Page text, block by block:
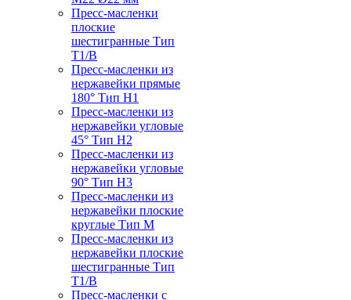
Пресс-масленки
плоские
шестигранные Тип
T1/B
Пресс-масленки из
нержавейки прямые
180° Тип H1
Пресс-масленки из
нержавейки угловые
45° Тип H2
Пресс-масленки из
нержавейки угловые
90° Тип H3
Пресс-масленки из
нержавейки плоские
круглые Тип M
Пресс-масленки из
нержавейки плоские
шестигранные Тип
T1/B
Пресс-масленки с